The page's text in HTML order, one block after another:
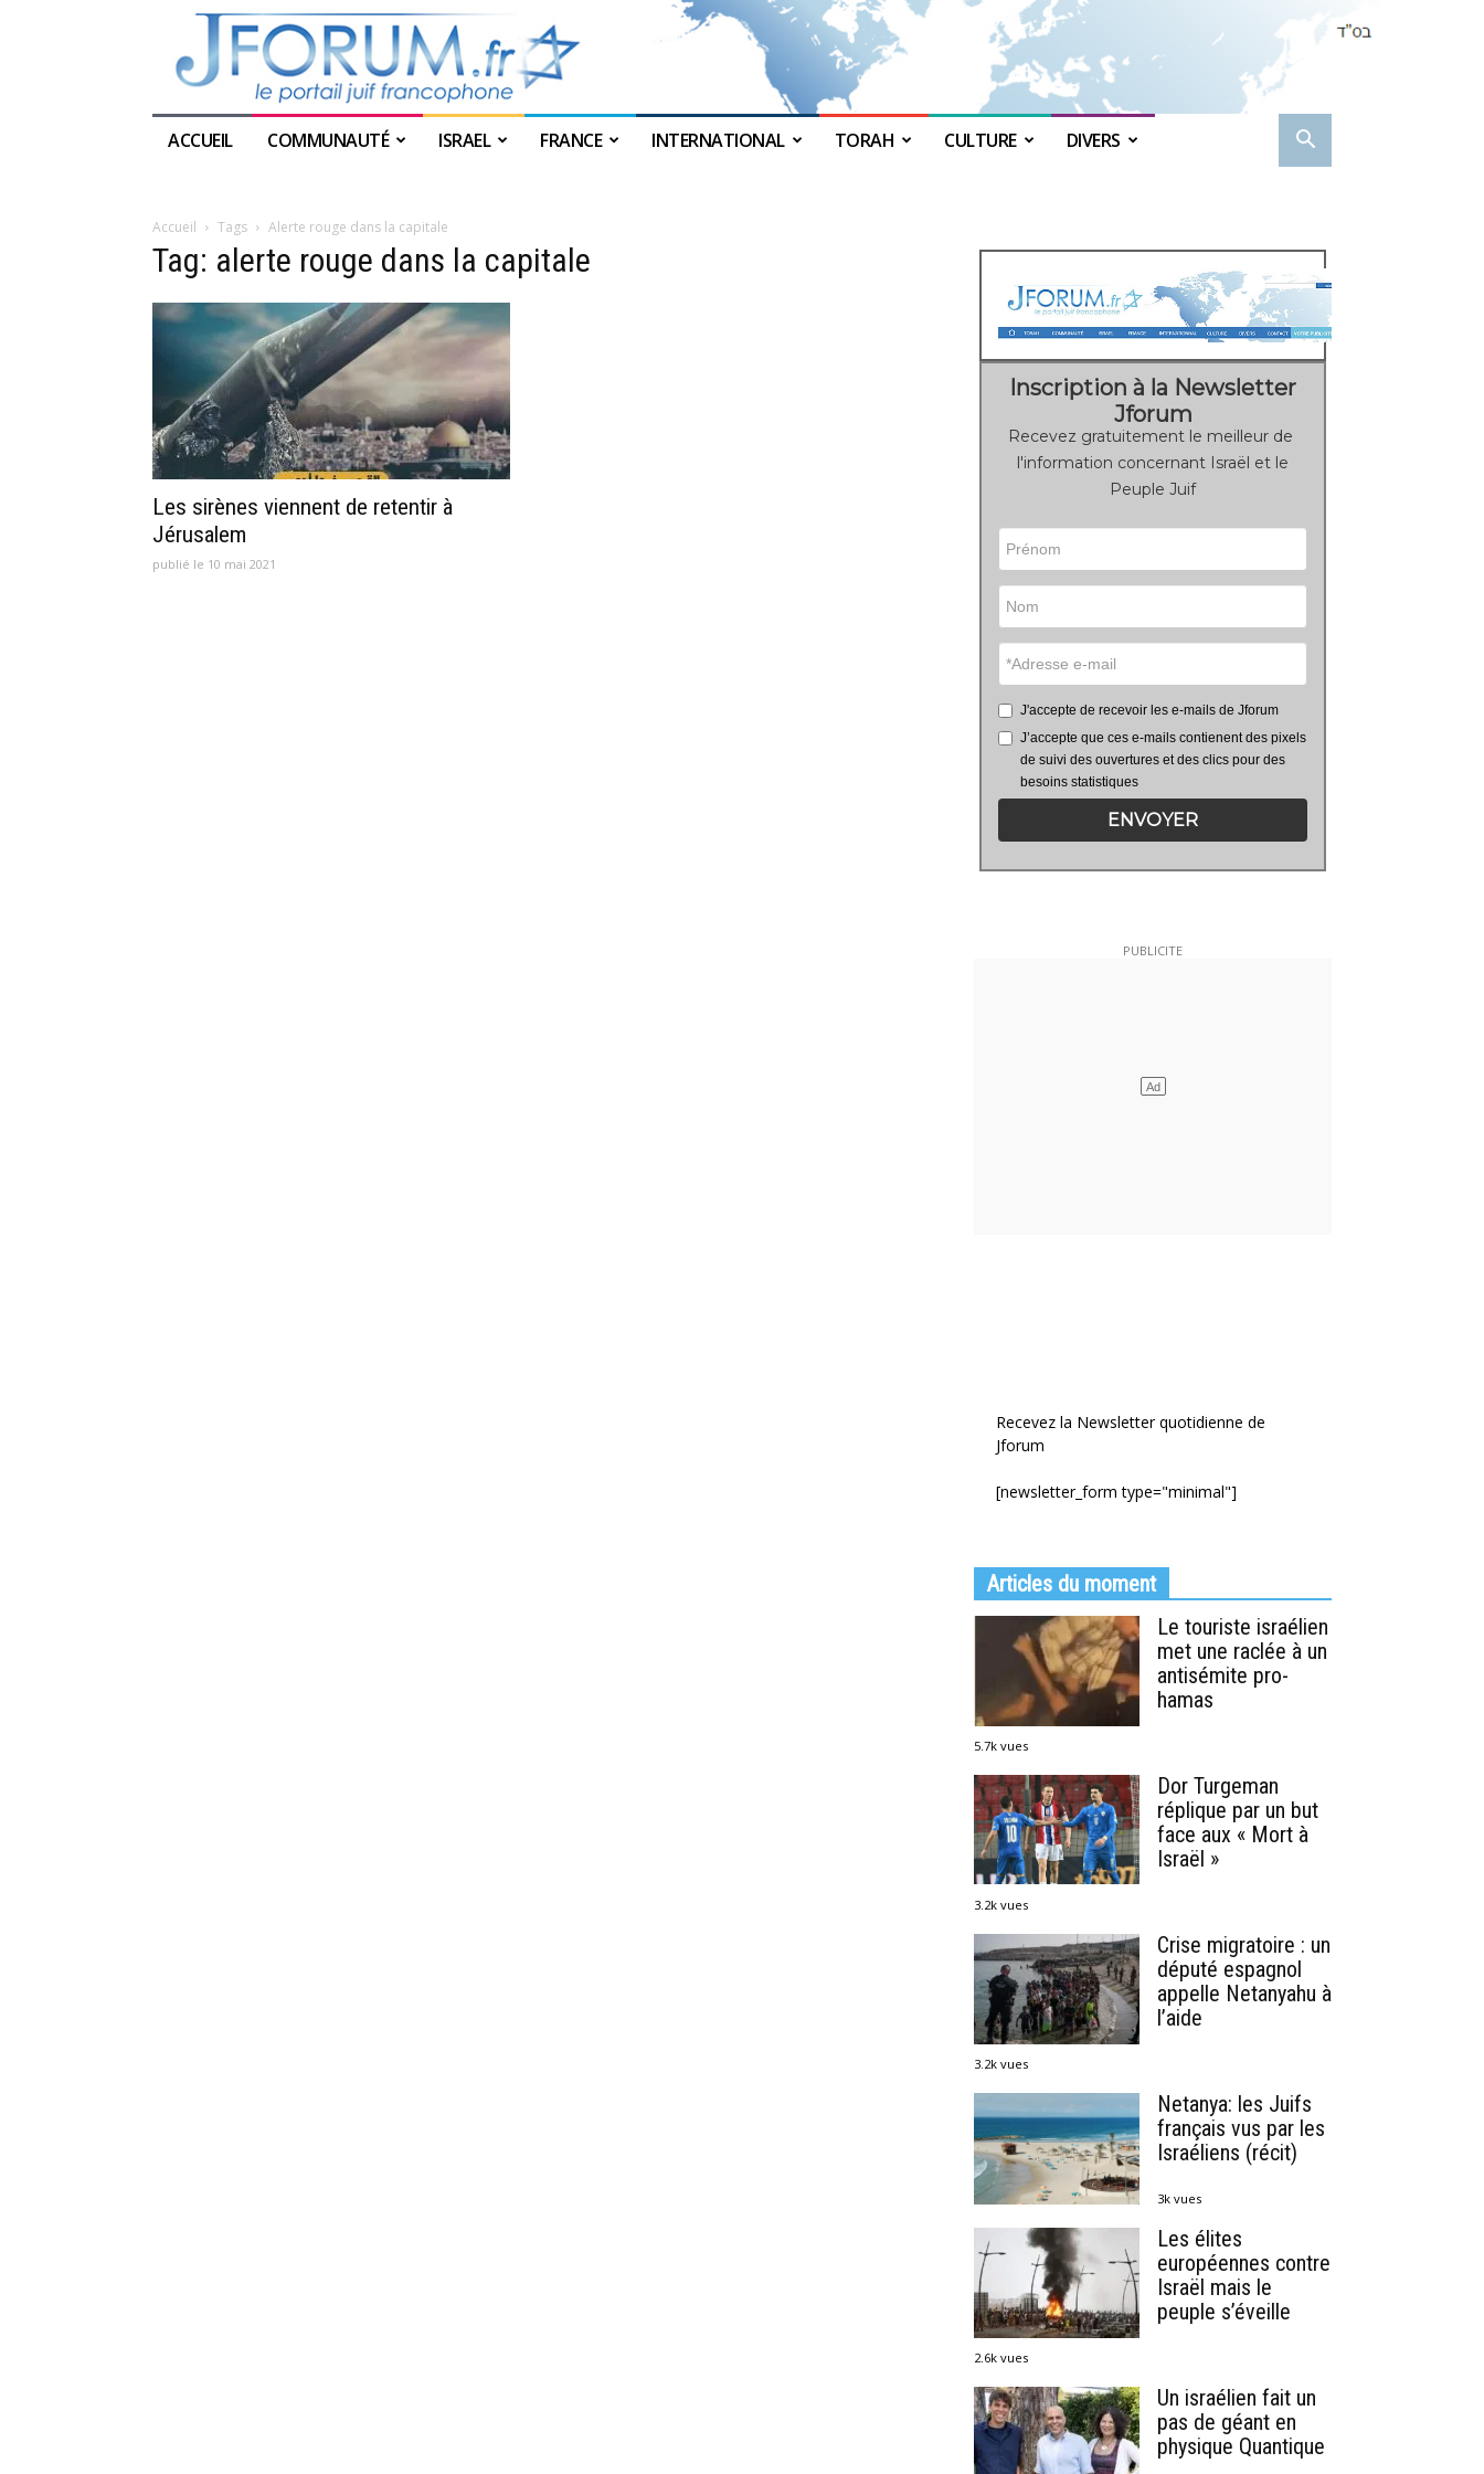
ACCUEIL COMMUNAUTÉ ISRAEL FRANCE INTERNATIONAL TORAH CULTURE DIVERS
Accueil Tags Alerte rouge dans la capitale
Tag: alerte rouge dans la capitale
Les sirènes viennent de retentir à
Jérusalem
publié le 10 mai 2021
Inscription à la Newsletter
Jforum
Recevez gratuitement le meilleur de
l'information concernant Israël et le
Peuple Juif
J'accepte de recevoir les e-mails de Jforum
J’accepte que ces e-mails contienent des pixels
de suivi des ouvertures et des clics pour des
besoins statistiques
ENVOYER
Recevez la Newsletter quotidienne de
Jforum
[newsletter_form type="minimal"]
Articles du moment
Le touriste israélien
met une raclée à un
antisémite pro-
hamas
5.7k vues
Dor Turgeman
réplique par un but
face aux « Mort à
Israël »
3.2k vues
Crise migratoire : un
député espagnol
appelle Netanyahu à
l’aide
3.2k vues
Netanya: les Juifs
français vus par les
Israéliens (récit)
3k vues
Les élites
européennes contre
Israël mais le
peuple s’éveille
2.6k vues
Un israélien fait un
pas de géant en
physique Quantique